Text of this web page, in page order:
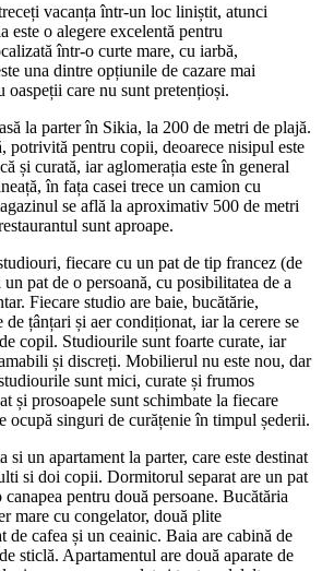
vacanța într-un loc liniștit, atunci
este o alegere excelentă pentru
într-o curte mare, cu iarbă,
una dintre opțiunile de cazare mai
oaspeții care nu sunt pretențioși.
la parter în Sikia, la 200 de metri de plajă.
potrivită pentru copii, deoarece nisipul este
și curată, iar aglomerația este în general
în fața casei trece un camion cu
se află la aproximativ 500 de metri
sunt aproape.
fiecare cu un pat de tip francez (de
pat de o persoană, cu posibilitatea de a
Fiecare studio are baie, bucătărie,
de țânțari și aer condiționat, iar la cerere se
copil. Studiourile sunt foarte curate, iar
și discreți. Mobilierul nu este nou, dar
sunt mici, curate și frumos
și prosoapele sunt schimbate la fiecare
ocupă singuri de curățenie în timpul șederii.
si un apartament la parter, care este destinat
si doi copii. Dormitorul separat are un pat
pentru două persoane. Bucătăria
mare cu congelator, două plite
de cafea și un ceainic. Baia are cabină de
sticlă. Apartamentul are două aparate de